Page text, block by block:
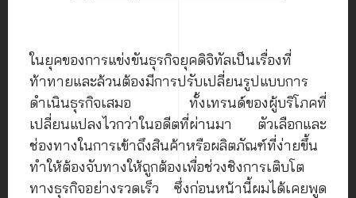
ในยุคของการแข่งขันธุรกิจยุคดิจิทัลเป็นเรื่องที่
ท้าทายและล้วนต้องมีการปรับเปลี่ยนรูปแบบการ
ดำเนินธุรกิจเสมอ ทั้งเทรนด์ของผู้บริโภคที่
เปลี่ยนแปลงไวกว่าในอดีตที่ผ่านมา ตัวเลือกและ
ช่องทางในการเข้าถึงสินค้าหรือผลิตภัณฑ์ที่ง่ายขึ้น
ทำให้ต้องจับทางให้ถูกต้องเพื่อช่วงชิงการเติบโต
ทางธุรกิจอย่างรวดเร็ว ซึ่งก่อนหน้านี้ผมได้เคยพูด